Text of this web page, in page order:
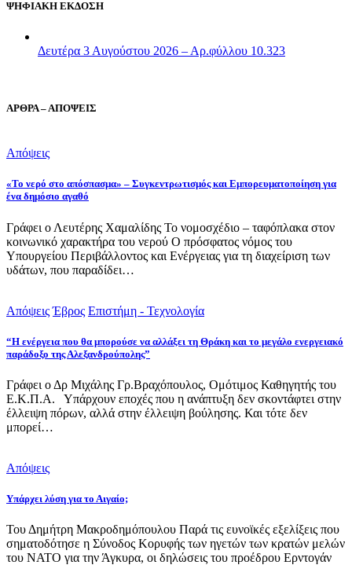
ΨΗΦΙΑΚΗ ΕΚΔΟΣΗ
Δευτέρα 3 Αυγούστου 2026 – Αρ.φύλλου 10.323
ΑΡΘΡΑ – ΑΠΟΨΕΙΣ
Απόψεις
«Το νερό στο απόσπασμα» – Συγκεντρωτισμός και Εμπορευματοποίηση για
ένα δημόσιο αγαθό
Γράφει ο Λευτέρης Χαμαλίδης Το νομοσχέδιο – ταφόπλακα στον
κοινωνικό χαρακτήρα του νερού Ο πρόσφατος νόμος του
Υπουργείου Περιβάλλοντος και Ενέργειας για τη διαχείριση των
υδάτων, που παραδίδει…
Απόψεις Έβρος Επιστήμη - Τεχνολογία
“Η ενέργεια που θα μπορούσε να αλλάξει τη Θράκη και το μεγάλο ενεργειακό
παράδοξο της Αλεξανδρούπολης”
Γράφει ο Δρ Μιχάλης Γρ.Βραχόπουλος, Ομότιμος Καθηγητής του
Ε.Κ.Π.Α. Υπάρχουν εποχές που η ανάπτυξη δεν σκοντάφτει στην
έλλειψη πόρων, αλλά στην έλλειψη βούλησης. Και τότε δεν
μπορεί…
Απόψεις
Υπάρχει λύση για το Αιγαίο;
Του Δημήτρη Μακροδημόπουλου Παρά τις ευνοϊκές εξελίξεις που
σηματοδότησε η Σύνοδος Κορυφής των ηγετών των κρατών μελών
του ΝΑΤΟ για την Άγκυρα, οι δηλώσεις του προέδρου Ερντογάν